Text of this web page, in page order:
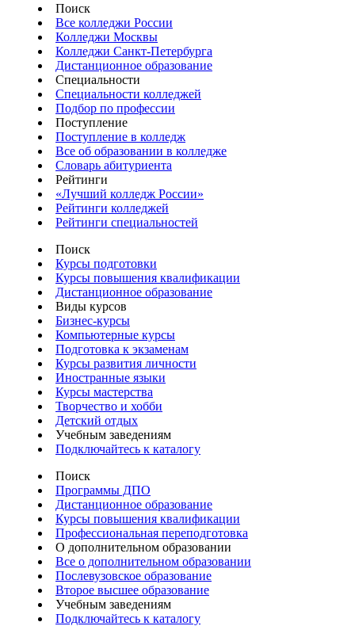
Поиск
Все колледжи России
Колледжи Москвы
Колледжи Санкт-Петербурга
Дистанционное образование
Специальности
Специальности колледжей
Подбор по профессии
Поступление
Поступление в колледж
Все об образовании в колледже
Словарь абитуриента
Рейтинги
«Лучший колледж России»
Рейтинги колледжей
Рейтинги специальностей
Поиск
Курсы подготовки
Курсы повышения квалификации
Дистанционное образование
Виды курсов
Бизнес-курсы
Компьютерные курсы
Подготовка к экзаменам
Курсы развития личности
Иностранные языки
Курсы мастерства
Творчество и хобби
Детский отдых
Учебным заведениям
Подключайтесь к каталогу
Поиск
Программы ДПО
Дистанционное образование
Курсы повышения квалификации
Профессиональная переподготовка
О дополнительном образовании
Все о дополнительном образовании
Послевузовское образование
Второе высшее образование
Учебным заведениям
Подключайтесь к каталогу